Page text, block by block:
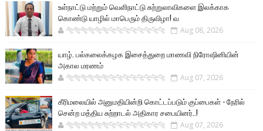
உள்நாட்டு மற்றும் வெளிநாட்டு சுற்றுலாவிகளை இலக்காக
கொண்டு யாழில் மாபெரும் திருவிழா! வ
🐅🐅🐅🐅🐅🐅🐆🐆🐆🐆🐆🐆🐆🐆 Aug 08, 2026
யாழ். பல்கலைக்கழக இசைத்துறை மாணவி நிரோஷினியின்
அகால மரணம்
🐅🐅🐅🐅🐅🐅🐆🐆🐆🐆🐆🐆🐆🐆 Aug 07, 2026
கீரிமலையில் அனுமதியின்றி கொட்டப்படும் குப்பைகள் - நேரில்
சென்ற மத்திய சுற்றாடல் அதிகார சபையினர்..!
🐅🐅🐅🐅🐅🐅🐆🐆🐆🐆🐆🐆🐆🐆 Aug 07, 2026